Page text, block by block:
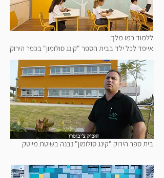
ללמוד כמו מלך:
אייפד לכל ילד בבית הספר "קינג סולומון" בכפר הירוק
בית ספר הירוק "קינג סולומון" נבנה בשיטת מייטק